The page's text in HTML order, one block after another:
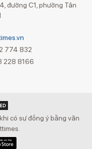
đường C1, phường Tân
774 832
228 8166
có sự đồng ý bằng văn